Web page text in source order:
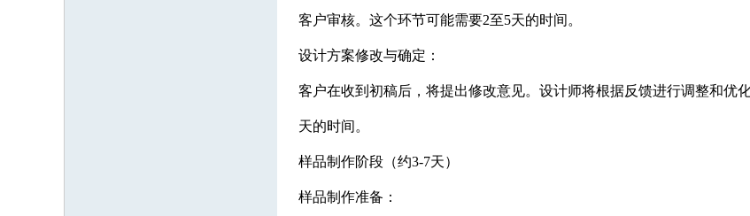
客户审核。这个环节可能需要2至5天的时间。
设计方案修改与确定：
客户在收到初稿后，将提出修改意见。设计师将根据反馈进行调整和优
天的时间。
样品制作阶段（约3-7天）
样品制作准备：